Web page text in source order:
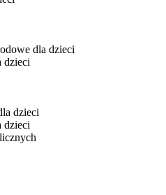
dla dzieci
dzieci
dzieci
dzieci